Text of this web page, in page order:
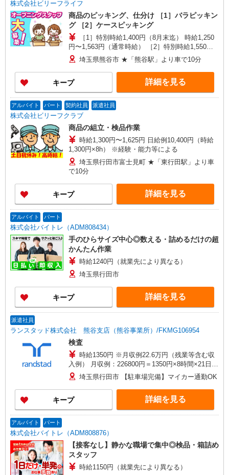
株式会社ビリーフライフ
商品のピッキング、仕分け ［1］バラピッキン
グ ［2］ケースピッキング
［1］特別時給1,400円（8月末迄） 時給1,250
円〜1,563円（通常時給） ［2］特別時給1,550円
（8月末迄） 時給1,350円〜1,688円（通常時給）
※経験・能力による
埼玉県熊谷市 ★「熊谷駅」より車で10分
キープ 詳細を見る
アルバイト パート 契約社員 派遣社員
株式会社ビリーフクラブ
商品の組立・検品作業
時給1,300円〜1,625円 日給例10,400円（時給
1,300円×8h） ※経験・能力等による
埼玉県行田市富士見町 ★「東行田駅」より車
で10分
キープ 詳細を見る
アルバイト パート
株式会社バイトレ（ADM808434）
手のひらサイズ中心◎数える・詰めるだけの超
かんたん作業
時給1240円（就業先により異なる）
埼玉県行田市
キープ 詳細を見る
派遣社員
ランスタッド株式会社 熊谷支店（熊谷事業所）/FKMG106954
検査
時給1350円 ※月収例22.6万円（残業等含む収
入例） 月収例：226800円＝1350円×8時間×21日勤
務の場合＋残業代、交通費別途支給 ※交通費実費
支給／当社規定あり。交通費支給あり
埼玉県行田市 【駐車場完備】マイカー通勤OK
キープ 詳細を見る
アルバイト パート
株式会社バイトレ（ADM808876）
【接客なし】静かな職場で集中◎検品・箱詰め
スタッフ
時給1150円（就業先により異なる）